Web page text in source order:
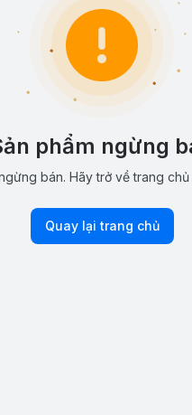
phẩm ngừng
bán. Hãy trở về trang
Quay lại trang chủ